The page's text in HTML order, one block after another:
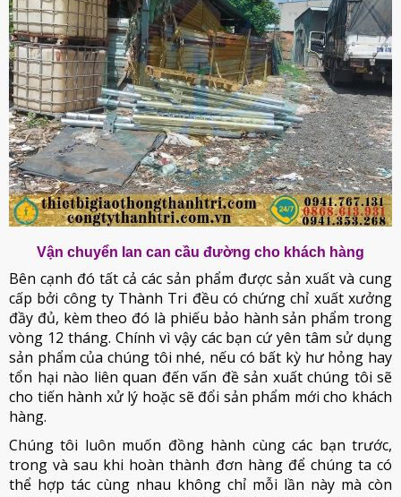
Vận chuyển lan can cầu đường cho khách hàng
Bên cạnh đó tất cả các sản phẩm được sản xuất và cung
cấp bởi công ty Thành Tri đều có chứng chỉ xuất xưởng
đầy đủ, kèm theo đó là phiếu bảo hành sản phẩm trong
vòng 12 tháng. Chính vì vậy các bạn cứ yên tâm sử dụng
sản phẩm của chúng tôi nhé, nếu có bất kỳ hư hỏng hay
tổn hại nào liên quan đến vấn đề sản xuất chúng tôi sẽ
cho tiến hành xử lý hoặc sẽ đổi sản phẩm mới cho khách
hàng.
Chúng tôi luôn muốn đồng hành cùng các bạn trước,
trong và sau khi hoàn thành đơn hàng để chúng ta có
thể hợp tác cùng nhau không chỉ mỗi lần này mà còn